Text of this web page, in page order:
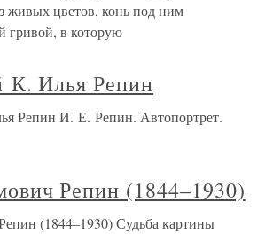
живых цветов, конь под ним
гривой, в которую
К. Илья Репин
Репин И. Е. Репин. Автопортрет.
Репин (1844–1930)
(1844–1930) Судьба картины